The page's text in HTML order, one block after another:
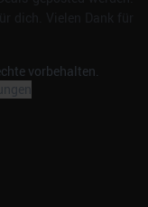
vorbehalten.